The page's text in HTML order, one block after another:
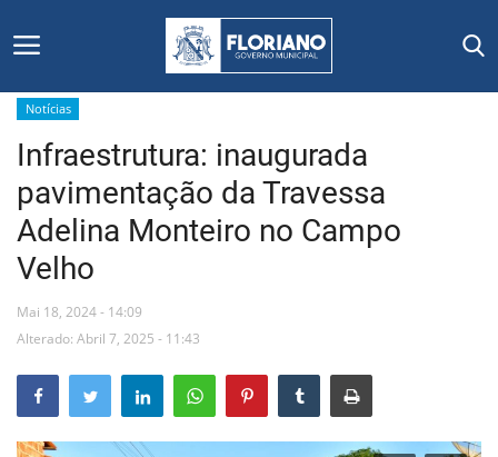
Início
Editais
Floriano
Secretarias e Órgãos
Mural de Licitações
Notícias
Infraestrutura: inaugurada
pavimentação da Travessa
Adelina Monteiro no Campo
Velho
Mai 18, 2024 - 14:09
Alterado: Abril 7, 2025 - 11:43